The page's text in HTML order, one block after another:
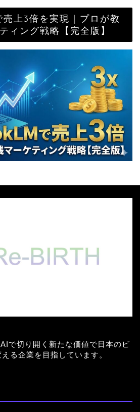
上3倍を実現｜プロが教
ィング戦略【完全版】
で切り開く新たな価値で日本のビ
る企業を目指しています。